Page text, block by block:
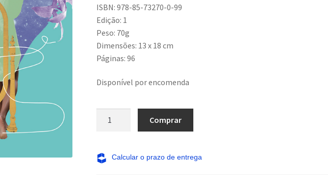
ISBN: 978-85-73270-0-99
Edição: 1
Peso: 70g
Dimensões: 13 x 18 cm
Páginas: 96
Disponível por encomenda
estratégico
sem
Comprar